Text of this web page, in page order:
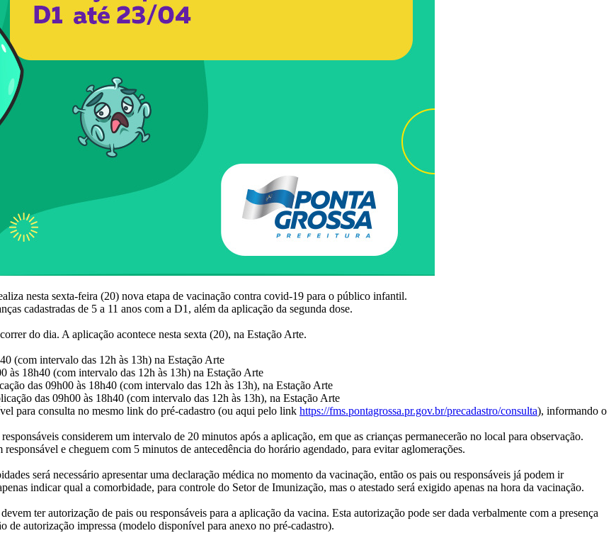
nesta sexta-feira (20) nova etapa de vacinação contra covid-19 para o público infantil.
cadastradas de 5 a 11 anos com a D1, além da aplicação da segunda dose.
do dia. A aplicação acontece nesta sexta (20), na Estação Arte.
(com intervalo das 12h às 13h) na Estação Arte
às 18h40 (com intervalo das 12h às 13h) na Estação Arte
das 09h00 às 18h40 (com intervalo das 12h às 13h), na Estação Arte
das 09h00 às 18h40 (com intervalo das 12h às 13h), na Estação Arte
para consulta no mesmo link do pré-cadastro (ou aqui pelo link https://fms.pontagrossa.pr.gov.br/precadastro/consulta), informando o
considerem um intervalo de 20 minutos após a aplicação, em que as crianças permanecerão no local para observação.
e cheguem com 5 minutos de antecedência do horário agendado, para evitar aglomerações.
será necessário apresentar uma declaração médica no momento da vacinação, então os pais ou responsáveis já podem ir
indicar qual a comorbidade, para controle do Setor de Imunização, mas o atestado será exigido apenas na hora da vacinação.
ter autorização de pais ou responsáveis para a aplicação da vacina. Esta autorização pode ser dada verbalmente com a presença
de autorização impressa (modelo disponível para anexo no pré-cadastro).